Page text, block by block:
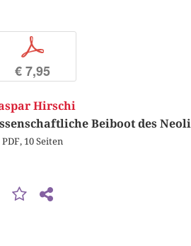
p
€ 7,95
Hirschi
Beiboot des
PDF, 10 Seiten